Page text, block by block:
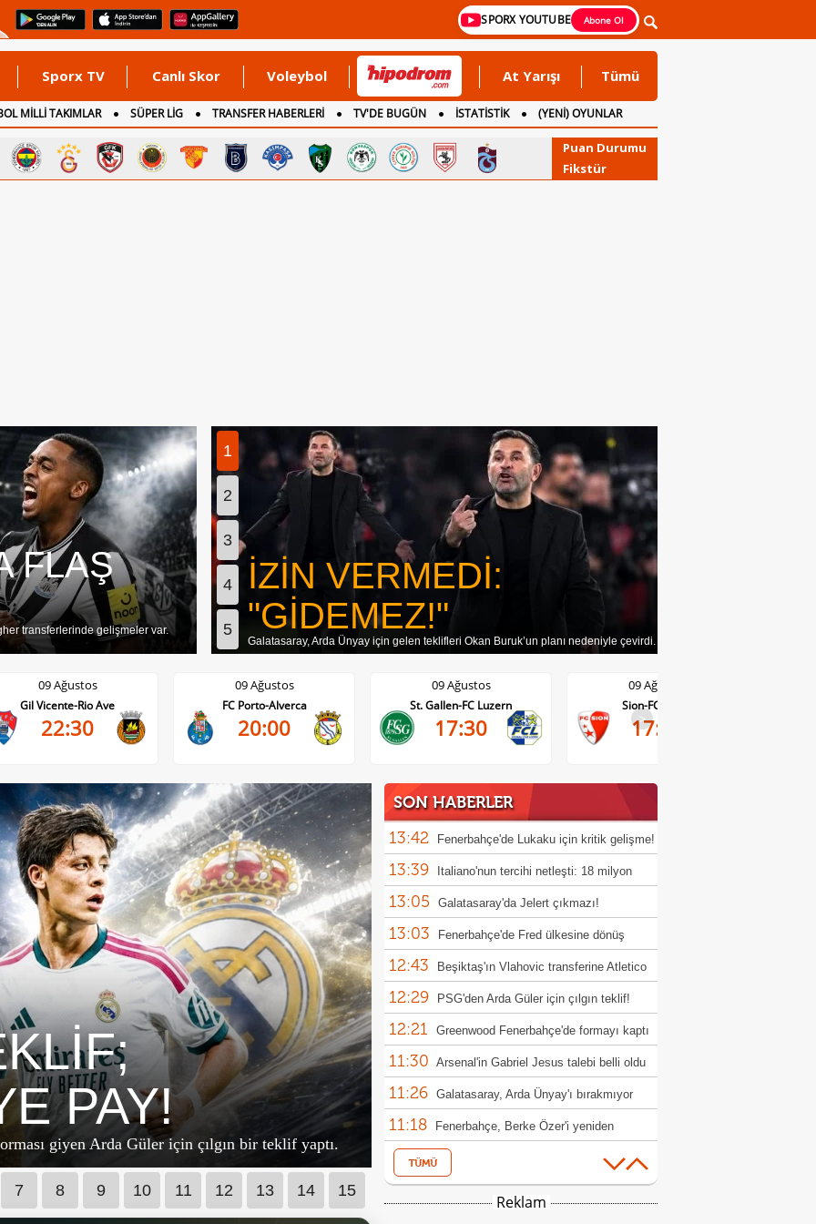
SPORX YOUTUBE Abone Ol
Sporx TV Canlı Skor Voleybol At Yarışı Tümü
MİLLİ TAKIMLAR SÜPER LİG TRANSFER HABERLERİ TV'DE BUGÜN İSTATİSTİK
(YENİ) OYUNLAR
Puan Durumu
Fikstür
FLAŞ
transferlerinde gelişmeler var.
1
2
3
4
5
İZİN VERMEDİ:
"GİDEMEZ!"
Galatasaray, Arda Ünyay için gelen teklifleri Okan Buruk’un planı nedeniyle çevirdi.
FC Porto-Alverca
20:00
St. Gallen-FC Luzern
17:30
Sion-FC Vaduz
17:30 >
PAY!
giyen Arda Güler için çılgın bir teklif yaptı.
7 8 9 10 11 12 13 14 15
SON HABERLER
13:42
Fenerbahçe'de Lukaku için kritik gelişme!
Anlaşma çok yakın
13:39 Italiano'nun tercihi netleşti: 18 milyon
euroluk isim kulübede
13:05 Galatasaray'da Jelert çıkmazı!
13:03 Fenerbahçe'de Fred ülkesine dönüş
hazırlıklarına başladı!
12:43 Beşiktaş'ın Vlahovic transferine Atletico
Madrid engeli
12:29 PSG'den Arda Güler için çılgın teklif!
Fenerbahçe de kasayı dolduracak
12:21 Greenwood Fenerbahçe'de formayı kaptı
11:30 Arsenal'in Gabriel Jesus talebi belli oldu
11:26 Galatasaray, Arda Ünyay'ı bırakmıyor
11:18 Fenerbahçe, Berke Özer'i yeniden
kadrosuna katmak istiyor
10:57 Beşiktaş'tan Gineli forvet hamlesi!
10:26 FIFA gece yarısı açıklama yapmak
Reklam